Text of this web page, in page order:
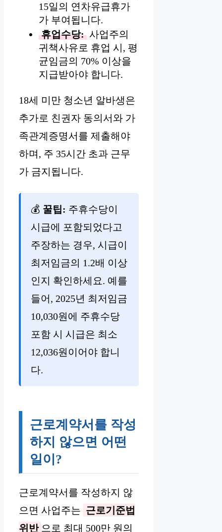
15일의 연차유급휴가
가 부여됩니다.
휴업수당: 사업주의
귀책사유로 휴업 시, 평
균임금의 70% 이상을
지급받아야 합니다.
18세 미만 청소년 알바생은
추가로 친권자 동의서와 가
족관계증명서를 제출해야
하며, 주 35시간 초과 근무
가 금지됩니다.
💰 꿀팁: 주휴수당이
시급에 포함되었다고
주장하는 경우, 시급이
최저임금의 1.2배 이상
인지 확인하세요. 예를
들어, 2025년 최저임금
10,030원에 주휴수당
포함 시 시급은 최소
12,036원이어야 합니
다.
근로계약서를 작성
하지 않으면 어떤
일이?
근로계약서를 작성하지 않
으면 사업주는 근로기준법
위반 으로 최대 500만 원의